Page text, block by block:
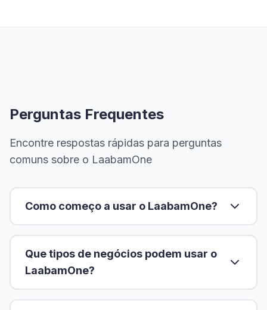
Perguntas Frequentes
Encontre respostas rápidas para perguntas
comuns sobre o LaabamOne
Como começo a usar o LaabamOne?
Que tipos de negócios podem usar o
LaabamOne?